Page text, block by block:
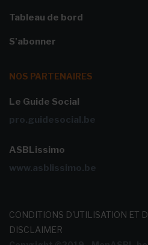
Tableau de bord
S'abonner
NOS PARTENAIRES
Le Guide Social
pro.guidesocial.be
ASBLissimo
www.asblissimo.be
CONDITIONS D'UTILISATION ET
DISCLAIMER